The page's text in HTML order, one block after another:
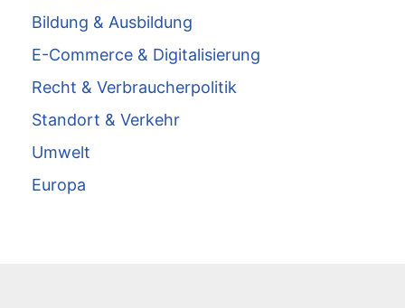
Bildung & Ausbildung
E-Commerce & Digitalisierung
Recht & Verbraucherpolitik
Standort & Verkehr
Umwelt
Europa